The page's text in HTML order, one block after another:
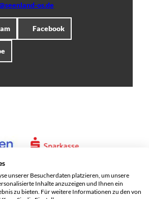
os.de
Facebook
unserer Besucherdaten platzieren, um unsere
Inhalte anzuzeigen und Ihnen ein
zu bieten. Für weitere Informationen zu den von